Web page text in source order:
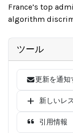
France’s top
algorithm
ツール
更新を通知
新しいレ
引用情報